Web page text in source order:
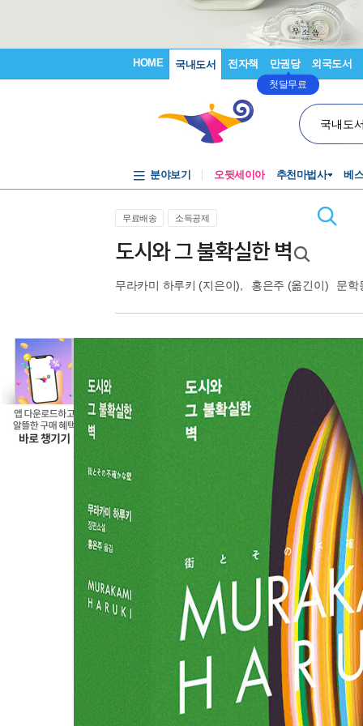
HOME 국내도서 전자책 만권당
첫달무료
외국도서
국내도
분야보기 오뒷세이아 추천마법사 베
무료배송 소득공제
도시와 그 불확실한 벽
무라카미 하루키 (지은이), 홍은주 (옮긴이) 문학